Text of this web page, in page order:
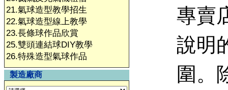
21.氣球造型教學招生
22.氣球造型線上教學
23.長條球作品欣賞
25.雙頭連結球DIY教學
26.特殊造型氣球作品
製造廠商
專賣
說明
圍。